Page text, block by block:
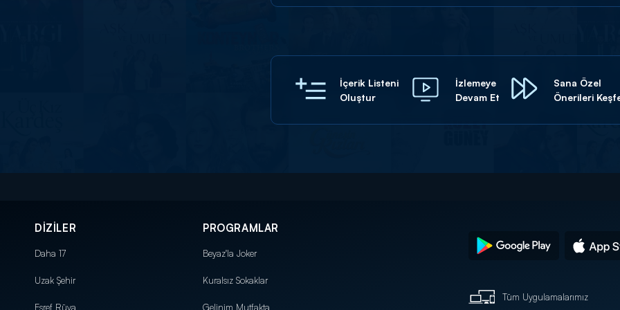
İçerik Listeni
Oluştur
İzlemeye
Devam Et
Sana Özel
Önerileri
DİZİLER
Daha 17
Uzak Şehir
Eşref Rüya
PROGRAMLAR
Beyaz'la Joker
Kuralsız Sokaklar
Gelinim Mutfakta
Tüm Uygulamalarımız